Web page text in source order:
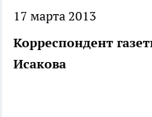
17 марта 2013
Корреспондент
Исакова